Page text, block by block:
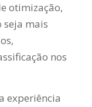
otimização,
seja mais
nos
experiência